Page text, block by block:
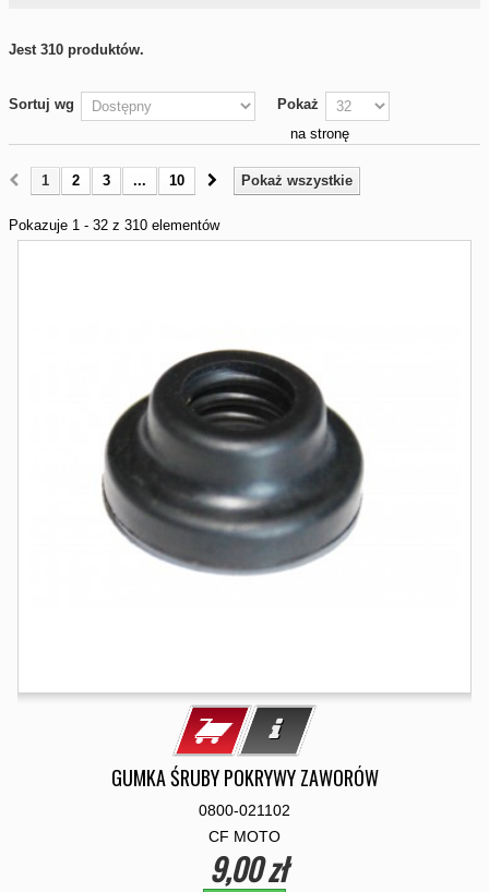
Jest 310 produktów.
Sortuj wg
Pokaż
na stronę
Pokaż wszystkie
1 2 3 ... 10
Pokazuje 1 - 32 z 310 elementów
GUMKA ŚRUBY POKRYWY ZAWORÓW
0800-021102
CF MOTO
9,00 zł